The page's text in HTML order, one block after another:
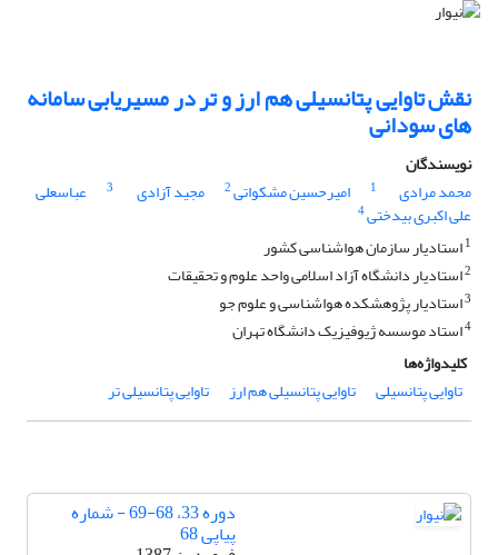
نقش تاوایی پتانسیلی هم ارز و تر در مسیریابی سامانه
های سودانی
نویسندگان
محمد مرادی
1 امیرحسین مشکواتی2 مجید آزادی 3 عباسعلی
علی اکبری بیدختی4
1استادیار سازمان هواشناسی کشور
2استادیار دانشگاه آزاد اسلامی واحد علوم و تحقیقات
3استادیار پژوهشکده هواشناسی و علوم جو
4استاد موسسه ژیوفیزیک دانشگاه تهران
کلیدواژه‌ها
تاوایی پتانسیلی
تاوایی پتانسیلی هم ارز تاوایی پتانسیلی تر
دوره 33، 68-69 - شماره
پیاپی 68